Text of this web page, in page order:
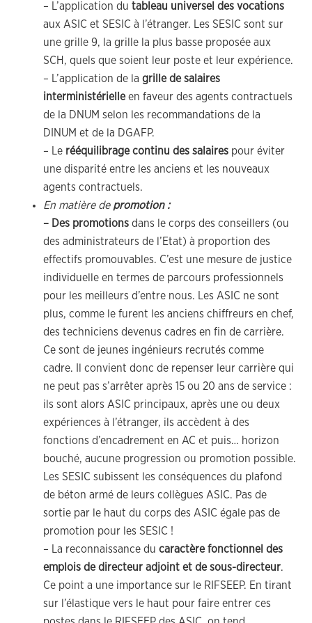
– L’application dutableau universel des vocations
aux ASIC et SESIC à l’étranger. Les SESIC sont sur
une grille 9, la grille la plus basse proposée aux
SCH, quels que soient leur poste et leur expérience.
– L’application de lagrille de salaires
interministérielleen faveur des agents contractuels
de la DNUM selon les recommandations de la
DINUM et de la DGAFP.
– Le rééquilibrage continu des salaires pour éviter
une disparité entre les anciens et les nouveaux
agents contractuels.
En matière depromotion :
– Des promotions dans le corps des conseillers (ou
des administrateurs de l’Etat) à proportion des
effectifs promouvables. C’est une mesure de justice
individuelle en termes de parcours professionnels
pour les meilleurs d’entre nous. Les ASIC ne sont
plus, comme le furent les anciens chiffreurs en chef,
des techniciens devenus cadres en fin de carrière.
Ce sont de jeunes ingénieurs recrutés comme
cadre. Il convient donc de repenser leur carrière qui
ne peut pas s’arrêter après 15 ou 20 ans de service :
ils sont alors ASIC principaux, après une ou deux
expériences à l’étranger, ils accèdent à des
fonctions d’encadrement en AC et puis… horizon
bouché, aucune progression ou promotion possible.
Les SESIC subissent les conséquences du plafond
de béton armé de leurs collègues ASIC. Pas de
sortie par le haut du corps des ASIC égale pas de
promotion pour les SESIC !
– La reconnaissance ducaractère fonctionnel des
emplois de directeur adjoint et de sous-directeur.
Ce point a une importance sur le RIFSEEP. En tirant
sur l’élastique vers le haut pour faire entrer ces